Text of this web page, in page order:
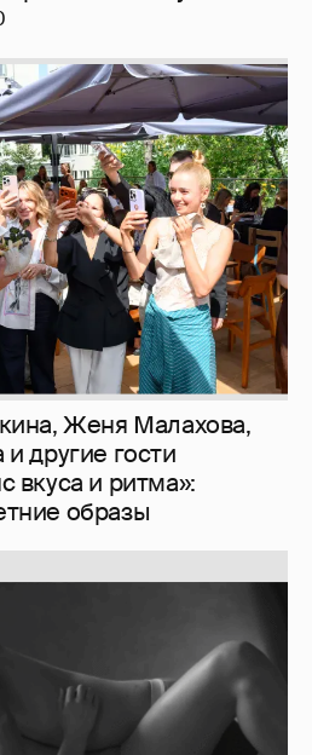
Женя Малахова,
другие гости
вкуса и ритма»:
образы